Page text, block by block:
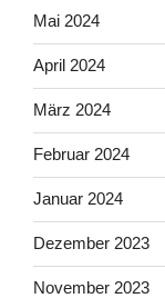
Mai 2024
April 2024
März 2024
Februar 2024
Januar 2024
Dezember 2023
November 2023